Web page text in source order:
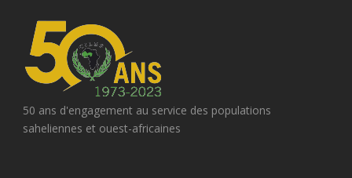
50 ans d'engagement au service des populations
saheliennes et ouest-africaines